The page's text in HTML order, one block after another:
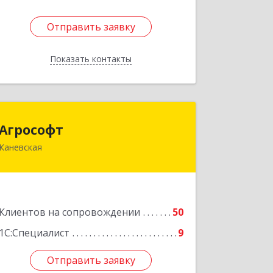
Отправить заявку
Показать контакты
Отправить заявку
Назад
Каневская
Клиентов на сопровождении
50
1С:Специалист
9
Отправить заявку
Подробнее
Отправить заявку